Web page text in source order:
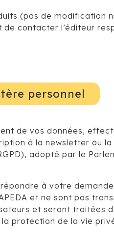
(pas de modification
contacter l’éditeur
personnel
de vos données,
à la newsletter ou
adopté par le
à votre
et ne sont pas
et seront traitées
protection de la vie